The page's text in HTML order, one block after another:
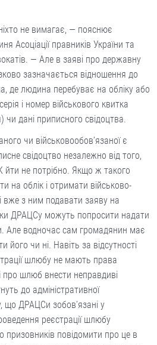
не вимагає, — пояснює
Асоціації правників України та
— Але в заяві про державну
зазначається відношення до
де людина перебуває на обліку або
і номер військового квитка
чи дані приписного свідоцтва.
чи військовообов’язаної є
свідоцтво незалежно від того,
йти не потрібно. Якщо ж такого
на облік і отримати військово-
вже з ним подавати заяву на
ДРАЦСу можуть попросити надати
Але водночас сам громадянин має
чи ні. Навіть за відсутності
шлюбу не мають права
шлюб внести неправдиві
до адміністративної
що ДРАЦСи зобов’язані у
реєстрації шлюбу
призовників повідомити про це в